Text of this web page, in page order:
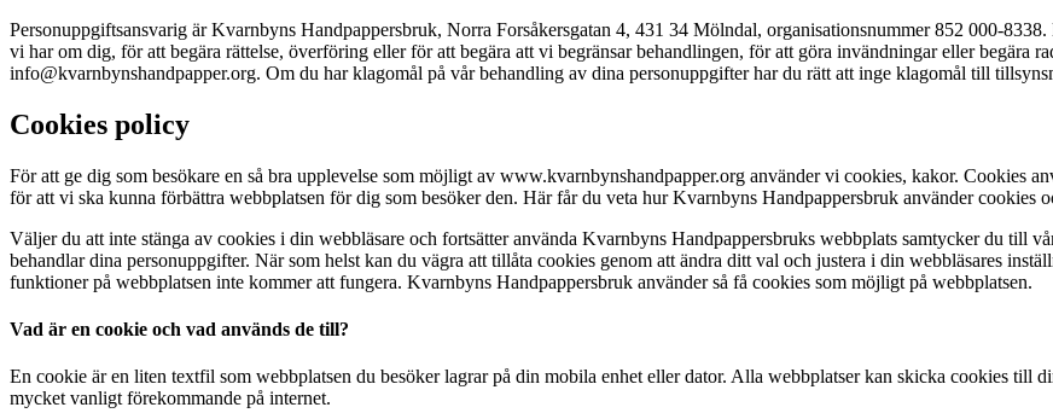
Personuppgiftsansvarig är Kvarnbyns Handpappersbruk, Norra Forsåkersgatan 4, 431 34 Mölndal, organisationsnummer 852 000-
vi har om dig, för att begära rättelse, överföring eller för att begära att vi begränsar behandlingen, för att göra invändningar eller begära
info@kvarnbynshandpapper.org. Om du har klagomål på vår behandling av dina personuppgifter har du rätt att inge klagomål till
Cookies policy
För att ge dig som besökare en så bra upplevelse som möjligt av www.kvarnbynshandpapper.org använder vi cookies, kakor. Cookies
för att vi ska kunna förbättra webbplatsen för dig som besöker den. Här får du veta hur Kvarnbyns Handpappersbruk använder cookies
Väljer du att inte stänga av cookies i din webbläsare och fortsätter använda Kvarnbyns Handpappersbruks webbplats samtycker du till
behandlar dina personuppgifter. När som helst kan du vägra att tillåta cookies genom att ändra ditt val och justera i din webbläsares
funktioner på webbplatsen inte kommer att fungera. Kvarnbyns Handpappersbruk använder så få cookies som möjligt på webbplatsen.
Vad är en cookie och vad används de till?
En cookie är en liten textfil som webbplatsen du besöker lagrar på din mobila enhet eller dator. Alla webbplatser kan skicka cookies till
mycket vanligt förekommande på internet.